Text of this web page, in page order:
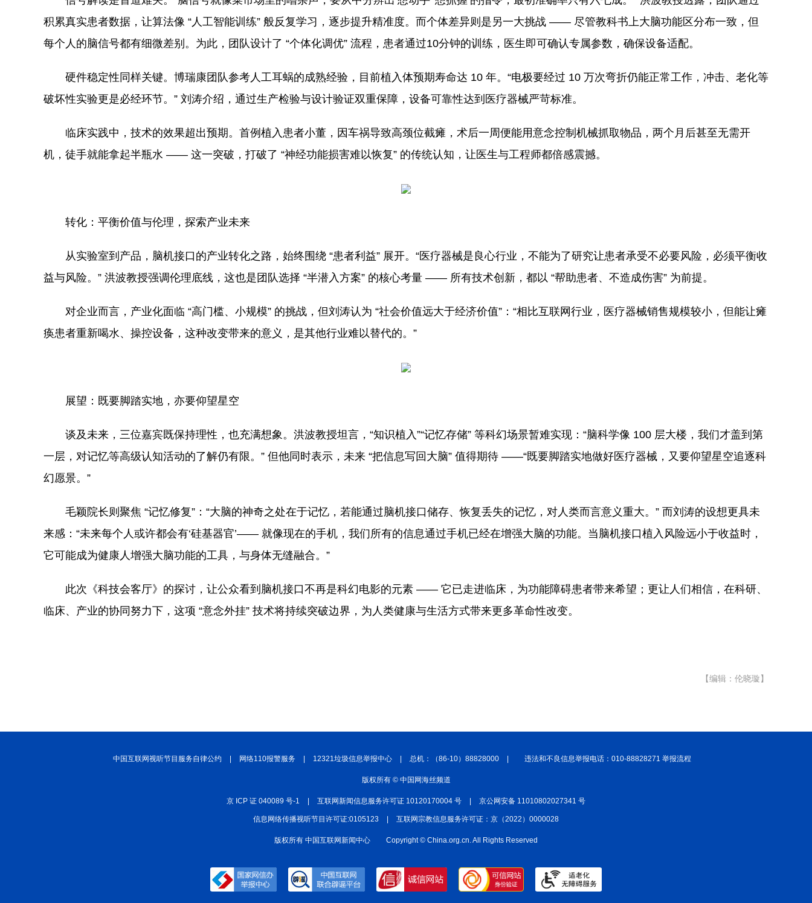
积累真实患者数据，让算法像 “人工智能训练” 般反复学习，逐步提升精准度。而个体差异则是另一大挑战 —— 尽管教科书上大脑功能区分布一致，但
每个人的脑信号都有细微差别。为此，团队设计了 “个体化调优” 流程，患者通过10分钟的训练，医生即可确认专属参数，确保设备适配。
硬件稳定性同样关键。博瑞康团队参考人工耳蜗的成熟经验，目前植入体预期寿命达 10 年。“电极要经过 10 万次弯折仍能正常工作，冲击、老化等
破坏性实验更是必经环节。” 刘涛介绍，通过生产检验与设计验证双重保障，设备可靠性达到医疗器械严苛标准。
临床实践中，技术的效果超出预期。首例植入患者小董，因车祸导致高颈位截瘫，术后一周便能用意念控制机械抓取物品，两个月后甚至无需开
机，徒手就能拿起半瓶水 —— 这一突破，打破了 “神经功能损害难以恢复” 的传统认知，让医生与工程师都倍感震撼。
转化：平衡价值与伦理，探索产业未来
从实验室到产品，脑机接口的产业转化之路，始终围绕 “患者利益” 展开。“医疗器械是良心行业，不能为了研究让患者承受不必要风险，必须平衡收
益与风险。” 洪波教授强调伦理底线，这也是团队选择 “半潜入方案” 的核心考量 —— 所有技术创新，都以 “帮助患者、不造成伤害” 为前提。
对企业而言，产业化面临 “高门槛、小规模” 的挑战，但刘涛认为 “社会价值远大于经济价值”：“相比互联网行业，医疗器械销售规模较小，但能让瘫
痪患者重新喝水、操控设备，这种改变带来的意义，是其他行业难以替代的。”
展望：既要脚踏实地，亦要仰望星空
谈及未来，三位嘉宾既保持理性，也充满想象。洪波教授坦言，“知识植入”“记忆存储” 等科幻场景暂难实现：“脑科学像 100 层大楼，我们才盖到第
一层，对记忆等高级认知活动的了解仍有限。” 但他同时表示，未来 “把信息写回大脑” 值得期待 ——“既要脚踏实地做好医疗器械，又要仰望星空追逐科
幻愿景。”
毛颖院长则聚焦 “记忆修复”：“大脑的神奇之处在于记忆，若能通过脑机接口储存、恢复丢失的记忆，对人类而言意义重大。” 而刘涛的设想更具未
来感：“未来每个人或许都会有‘硅基器官’—— 就像现在的手机，我们所有的信息通过手机已经在增强大脑的功能。当脑机接口植入风险远小于收益时，
它可能成为健康人增强大脑功能的工具，与身体无缝融合。”
此次《科技会客厅》的探讨，让公众看到脑机接口不再是科幻电影的元素 —— 它已走进临床，为功能障碍患者带来希望；更让人们相信，在科研、
临床、产业的协同努力下，这项 “意念外挂” 技术将持续突破边界，为人类健康与生活方式带来更多革命性改变。
【编辑：伦晓璇】
中国互联网视听节目服务自律公约 网络110报警服务 12321垃圾信息举报中心 总机：（86-10）88828000 违法和不良信息举报电话：010-88828271 举报流程
版权所有 © 中国网海丝频道
京 ICP 证 040089 号-1 互联网新闻信息服务许可证 10120170004 号 京公网安备 11010802027341 号
信息网络传播视听节目许可证:0105123 互联网宗教信息服务许可证：京（2022）0000028
版权所有 中国互联网新闻中心 Copyright © China.org.cn. All Rights Reserved